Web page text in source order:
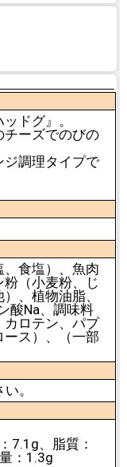
ドグ』。
チーズでのびの
ジ調理タイプで
食塩）、魚肉
（小麦粉、じ
、植物油脂、
酸Na、調味料
カロテン、パプ
ース）、（一部
。
7.1g、脂質：
：1.3g